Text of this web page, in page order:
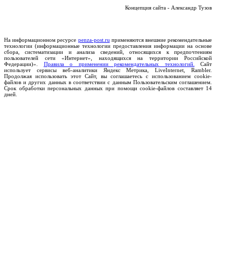
Концепция сайта - Александр Тузов
На информационном ресурсе penza-post.ru применяются внешние рекомендательные
технологии (информационные технологии предоставления информации на основе
сбора, систематизации и анализа сведений, относящихся к предпочтениям
пользователей сети «Интернет», находящихся на территории Российской
Федерации)». Правила о применении рекомендательных технологий.
Сайт
использует сервисы веб-аналитики Яндекс Метрика, LiveInternet, Rambler.
Продолжая использовать этот Сайт, вы соглашаетесь с использованием cookie-
файлов и других данных в соответствии с данным Пользовательским соглашением.
Срок обработки персональных данных при помощи cookie-файлов составляет 14
дней.